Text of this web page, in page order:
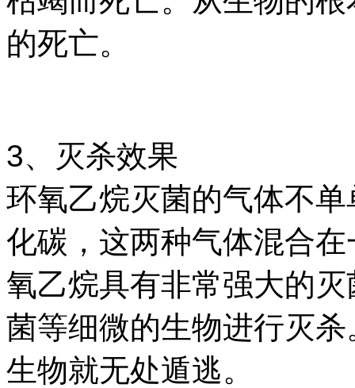
的死亡。
3、灭杀效果
环氧乙烷灭菌的气体不
化碳，这两种气体混合
氧乙烷具有非常强大的
菌等细微的生物进行灭
生物就无处遁逃。